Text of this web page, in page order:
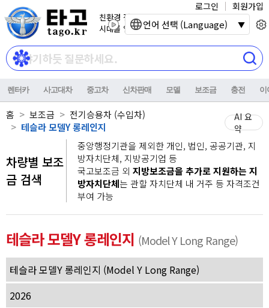
친환경 전기자동차
시대를 열어갑니다.
로그인 회원가입
렌터카 사고대차 중고차 신차판매 모델 보조금 충전 이
홈 보조금
전기승용차 (수입차)
테슬라 모델Y 롱레인지
AI 요
약
차량별 보조
금 검색
중앙행정기관을 제외한 개인, 법인, 공공기관, 지
방자치단체, 지방공기업 등
국고보조금 외 지방보조금을 추가로 지원하는 지
방자치단체는 관할 자치단체 내 거주 등 자격조건
부여 가능
테슬라 모델Y 롱레인지 (Model Y Long Range)
언어 선택 (Language)